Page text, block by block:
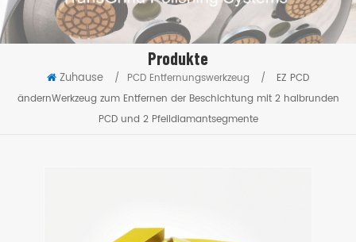
Produkte
Zuhause / PCD Entfernungswerkzeug /
EZ PCD
ändernWerkzeug zum Entfernen der Beschichtung mit 2 halbrunden
PCD und 2 Pfeildiamantsegmente